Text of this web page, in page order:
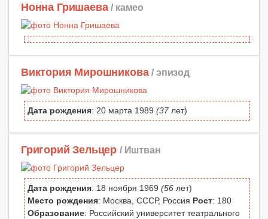
Нонна Гришаева / камео
Виктория Мирошникова / эпизод
Дата рождения: 20 марта 1989 (37лет)
Григорий Зельцер / Иштван
Дата рождения: 18 ноября 1969 (56 лет)
Место рождения: Москва, СССР, Россия Рост: 180
Образование: Российский университет театрального